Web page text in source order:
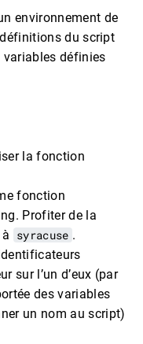
environnement de
du script
variables définies
la fonction
fonction
Profiter de la
syracuse .
sur l’un d’eux (par
des variables
un nom au script)